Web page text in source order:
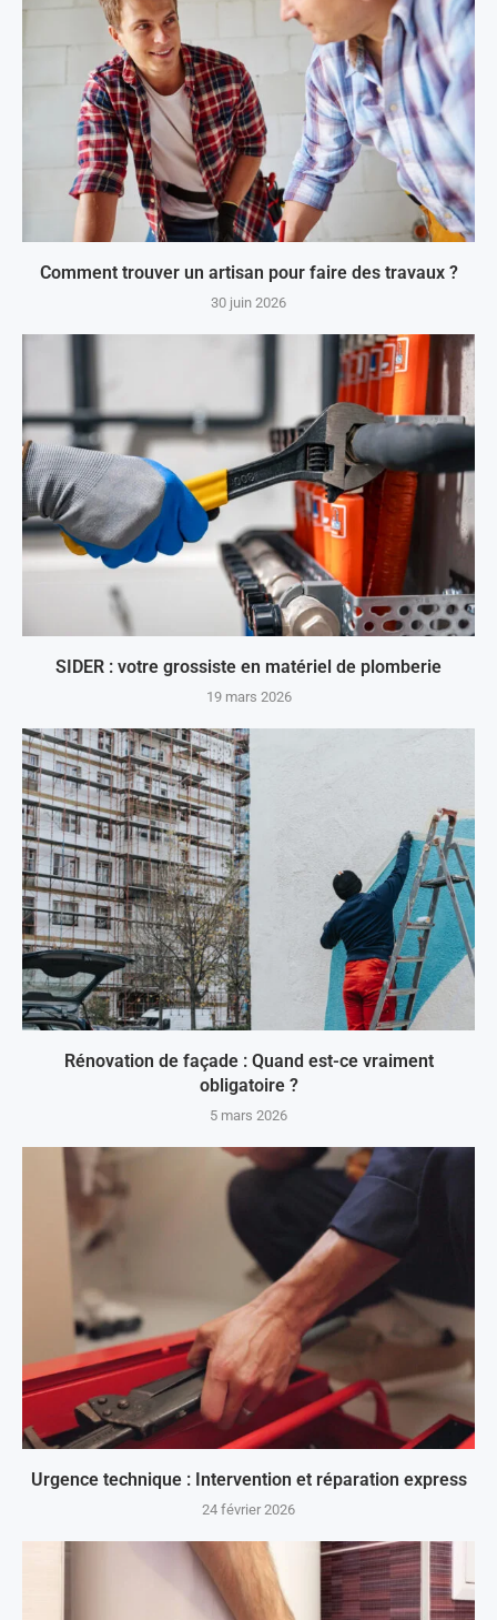
Comment trouver un artisan pour faire des travaux ?
30 juin 2026
SIDER : votre grossiste en matériel de plomberie
19 mars 2026
Rénovation de façade : Quand est-ce vraiment
obligatoire ?
5 mars 2026
Urgence technique : Intervention et réparation express
24 février 2026